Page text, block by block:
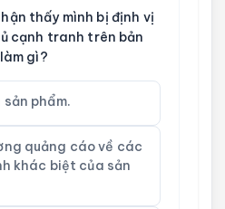
thấy mình bị định vị
cạnh tranh trên bản
gì?
sản phẩm.
quảng cáo về các
khác biệt của sản